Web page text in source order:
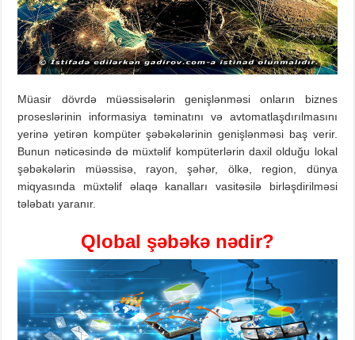
Müasir dövrdə müəssisələrin genişlənməsi onların biznes
proseslərinin informasiya təminatını və avtomatlaşdırılmasını
yerinə yetirən kompüter şəbəkələrinin genişlənməsi baş verir.
Bunun nəticəsində də müxtəlif kompüterlərin daxil olduğu lokal
şəbəkələrin müəssisə, rayon, şəhər, ölkə, region, dünya
miqyasında müxtəlif əlaqə kanalları vasitəsilə birləşdirilməsi
tələbatı yaranır.
Qlobal şəbəkənədir?